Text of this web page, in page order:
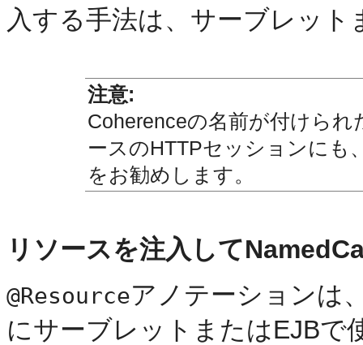
入する手法は、サーブレッ
注意:
Coherenceの名前が付けら
ースのHTTPセッションにも
をお勧めします。
リソースを注入して
@Resourceアノテーションは
にサーブレットまたはEJBで